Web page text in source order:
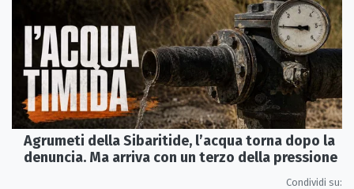
Agrumeti della Sibaritide, l’acqua torna dopo la
denuncia. Ma arriva con un terzo della pressione
Condividi su: